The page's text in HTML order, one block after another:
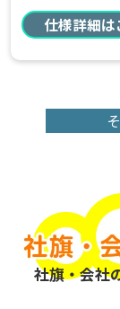
仕様詳細は
社旗・会社